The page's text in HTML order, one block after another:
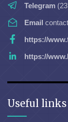
Telegram
Email
https://
https://
Useful links